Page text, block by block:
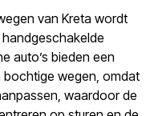
van Kreta wordt
auto’s bieden een
bochtige wegen, omdat
waardoor de